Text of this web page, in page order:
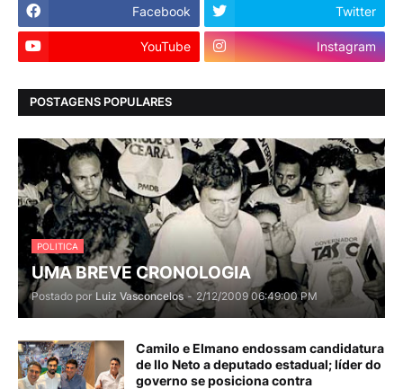
Facebook Twitter
YouTube Instagram
POSTAGENS POPULARES
POLITICA
UMA BREVE CRONOLOGIA
Postado por Luiz Vasconcelos - 2/12/2009 06:49:00 PM
Camilo e Elmano endossam candidatura
de Ilo Neto a deputado estadual; líder do
governo se posiciona contra